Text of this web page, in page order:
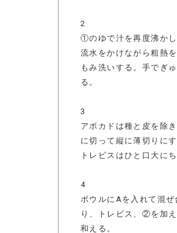
2
①のゆで汁を再度沸かし
流水をかけながら粗熱
もみ洗いする。手でぎ
る。
3
アボカドは種と皮を除
に切って縦に薄切りに
トレビスはひと口大にち
4
ボウルにAを入れて混
り、トレビス、②を加
和える。